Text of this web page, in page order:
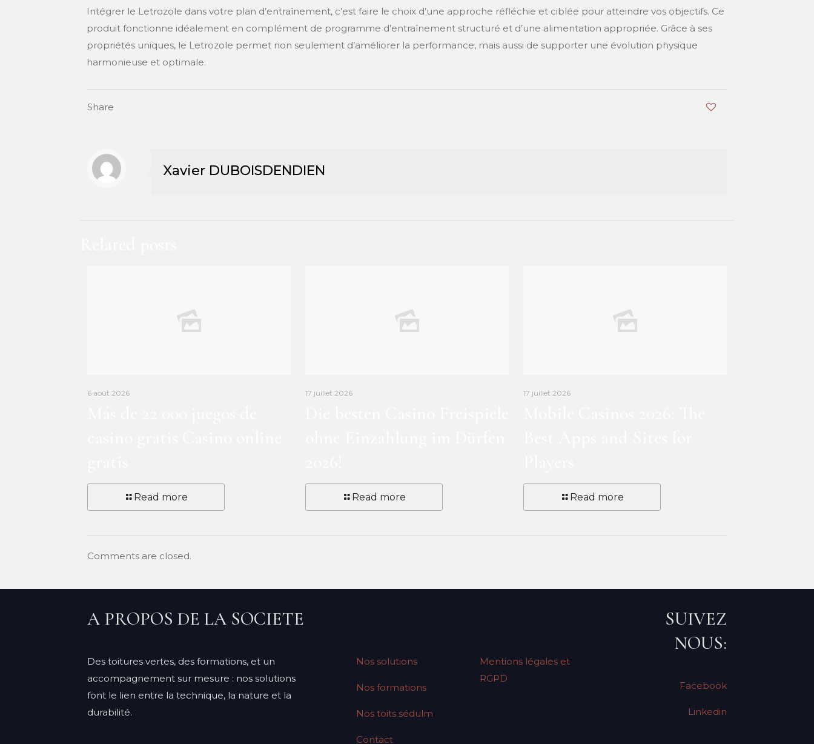
Intégrer le Letrozole dans votre plan d’entraînement, c’est faire le choix d’une approche réfléchie et ciblée pour atteindre vos objectifs. Ce
produit fonctionne idéalement en complément de programme d’entraînement structuré et d’une alimentation appropriée. Grâce à ses
propriétés uniques, le Letrozole permet non seulement d’améliorer la performance, mais aussi de supporter une évolution physique
harmonieuse et optimale.
Share
Xavier DUBOISDENDIEN
6 août 2026
Read more
17 juillet 2026
Read more
17 juillet 2026
Read more
Comments are closed.
A PROPOS DE LA SOCIETE
Des toitures vertes, des formations, et un
accompagnement sur mesure : nos solutions
font le lien entre la technique, la nature et la
durabilité.
Nos solutions
Nos formations
Nos toits sédulm
Contact
Mentions légales et
RGPD
SUIVEZ
NOUS:
Facebook
Linkedin